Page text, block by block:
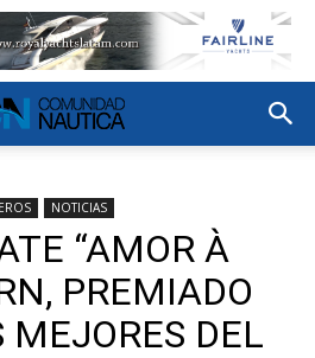
NOTICIAS
“AMOR À
PREMIADO
MEJORES DEL